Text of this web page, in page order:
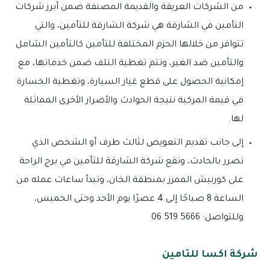
من الشركات العريقة والقديمة المصنفة ضمن أبرز شركات
التأمين في الشارقة هي شركة الشارقة للتأمين، والتي
تتوافر من خلالها الحزم المختلفة للتأمين كالتأمين الشامل
والتأمين ضد الغير، وتتم تغطية التلف ضمن خدماتها، مع
إمكانية الحصول على قطع غيار السيارة، وتغطية الخسارة
في قيمة المركبة نتيجة الحوادث والأضرار الأخرى المماثلة
لها.
إلى جانب تقديم التعويض لثالث طرف أو الشخص الذي
تضرر بالحادث، وتقع شركة الشارقة للتأمين في برج الراحة
على كورنيش الممزر بمنطقة الخان، وتبدأ ساعات عمله من
الساعة 8 صباحًا إلى 4 عصرًا يوم الأحد وحتى الخميس،
وللتواصل: 5666 519 06
شركة اكسا للتامين